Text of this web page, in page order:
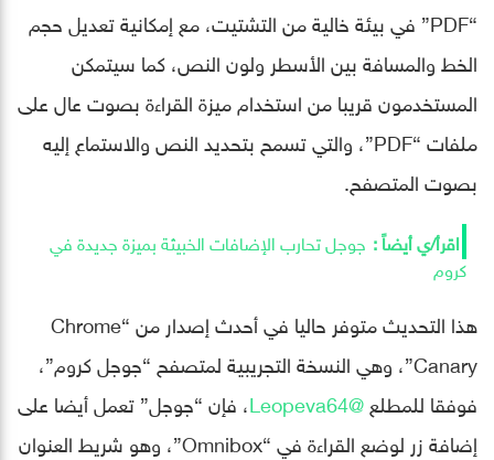
“PDF” في بيئة خالية من التشتيت، مع إمكانية تعديل حجم
الخط والمسافة بين الأسطر ولون النص، كما سيتمكن
المستخدمون قريبا من استخدام ميزة القراءة بصوت عال على
ملفات “PDF”، والتي تسمح بتحديد النص والاستماع إليه
بصوت المتصفح.
جوجل تحارب الإضافات الخبيثة بميزة جديدة في
كروم
هذا التحديث متوفر حاليا في أحدث إصدار من “Chrome
Canary”، وهي النسخة التجريبية لمتصفح “جوجل كروم”،
فوفقا للمطلع@Leopeva64
، فإن “جوجل” تعمل أيضا على
إضافة زر لوضع القراءة في “Omnibox”، وهو شريط العنوان